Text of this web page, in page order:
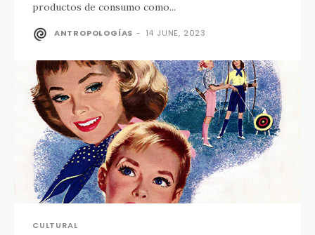
productos de consumo como...
ANTROPOLOGÍAS - 14 JUNE, 2023
CULTURAL